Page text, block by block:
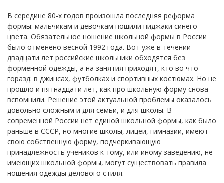
В середине 80-х годов произошла последняя реформа
формы: мальчикам и девочкам пошили пиджаки синего
цвета. Обязательное ношение школьной формы в России
было отменено весной 1992 года. Вот уже в течении
двадцати лет российские школьники обходятся без
форменной одежды, а на занятия приходят, кто во что
горазд: в джинсах, футболках и спортивных костюмах. Но не
прошло и пятнадцати лет, как про школьную форму снова
вспомнили. Решение этой актуальной проблемы оказалось
довольно сложным и для семьи, и для школы. В
современной России нет единой школьной формы, как было
раньше в СССР, но многие школы, лицеи, гимназии, имеют
свою собственную форму, подчеркивающую
принадлежность учеников к тому, или иному заведению, не
имеющих школьной формы, могут существовать правила
ношения одежды делового стиля.